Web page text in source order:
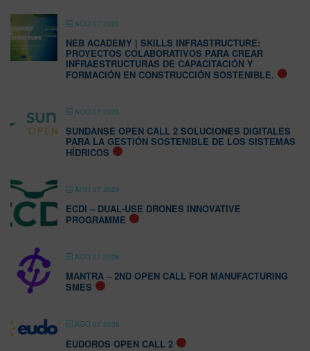
AGO 07 2026
NEB ACADEMY | SKILLS INFRASTRUCTURE:
PROYECTOS COLABORATIVOS PARA CREAR
INFRAESTRUCTURAS DE CAPACITACIÓN Y
FORMACIÓN EN CONSTRUCCIÓN SOSTENIBLE.
AGO 07 2026
SUNDANSE OPEN CALL 2 SOLUCIONES DIGITALES
PARA LA GESTIÓN SOSTENIBLE DE LOS SISTEMAS
HÍDRICOS
AGO 07 2026
ECDI – DUAL-USE DRONES INNOVATIVE
PROGRAMME
AGO 07 2026
MANTRA – 2ND OPEN CALL FOR MANUFACTURING
SMES
AGO 07 2026
EUDOROS OPEN CALL 2